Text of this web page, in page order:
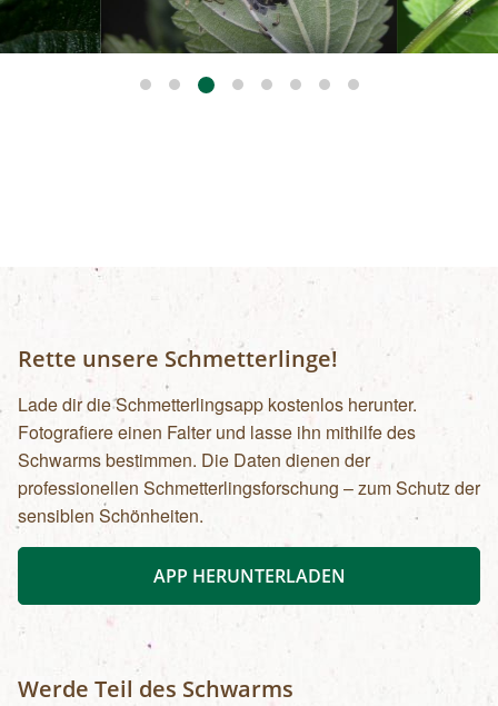
Rette unsere Schmetterlinge!
Lade dir die Schmetterlingsapp kostenlos herunter.
Fotografiere einen Falter und lasse ihn mithilfe des
Schwarms bestimmen. Die Daten dienen der
professionellen Schmetterlingsforschung – zum Schutz der
sensiblen Schönheiten.
APP HERUNTERLADEN
Werde Teil des Schwarms